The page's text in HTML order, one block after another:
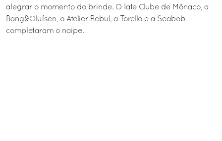
alegrar o momento do brinde. O Iate Clube de Mônaco, a
Bang&Olufsen, o Atelier Rebul, a Torello e a Seabob
completaram o naipe.